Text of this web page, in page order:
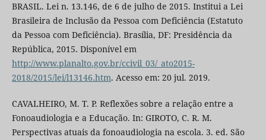
BRASIL. Lei n. 13.146, de 6 de julho de 2015. Institui a Lei
Brasileira de Inclusão da Pessoa com Deficiência (Estatuto
da Pessoa com Deficiência). Brasília, DF: Presidência da
República, 2015. Disponível em
http://www.planalto.gov.br/ccivil_03/_ato2015-
2018/2015/lei/l13146.htm. Acesso em: 20 jul. 2019.
CAVALHEIRO, M. T. P. Reflexões sobre a relação entre a
Fonoaudiologia e a Educação. In: GIROTO, C. R. M.
Perspectivas atuais da fonoaudiologia na escola. 3. ed. São